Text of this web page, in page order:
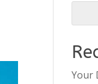
Your